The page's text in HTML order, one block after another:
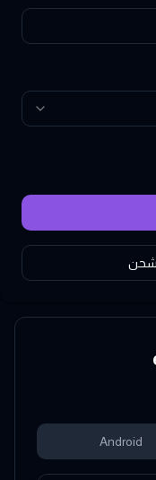
Android